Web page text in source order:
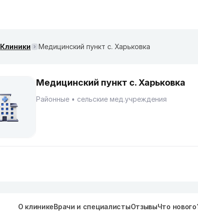
Клиники Медицинский пункт с. Харьковка
Медицинский пункт с. Харьковка
Районные сельские мед.учреждения
О клиникеВрачи и специалистыОтзывыЧто